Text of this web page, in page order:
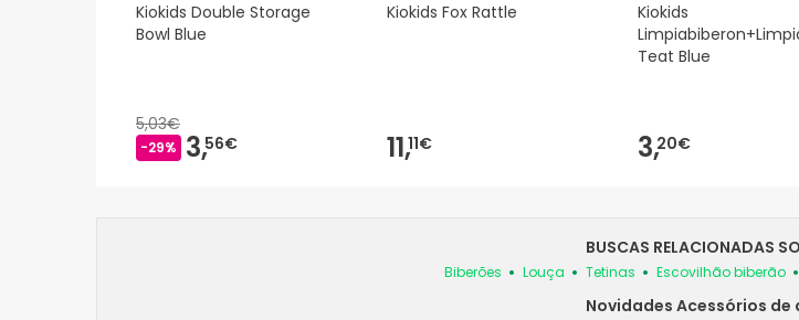
Kiokids Double Storage
Bowl Blue
5,03€
-29% 3,56€
Kiokids Fox Rattle
11,11€
Kiokids
Teat Blue
3,20€
BUSCAS RELACIONADAS
Biberões Louça Tetinas Escovilhão biberão
Novidades Acessórios